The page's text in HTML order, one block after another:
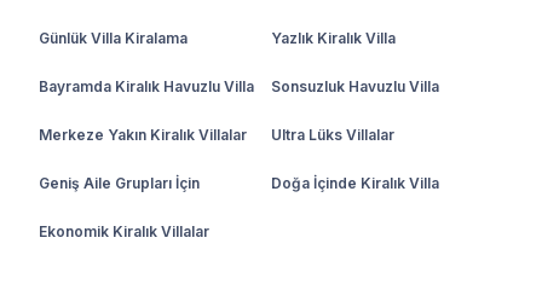
Günlük Villa Kiralama Yazlık Kiralık Villa
Bayramda Kiralık Havuzlu Villa Sonsuzluk Havuzlu Villa
Merkeze Yakın Kiralık Villalar Ultra Lüks Villalar
Geniş Aile Grupları İçin Doğa İçinde Kiralık Villa
Ekonomik Kiralık Villalar